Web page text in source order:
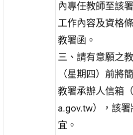
內專任教師至該
工作內容及資格
教署函。
三、請有意願之
（星期四）前將
教署承辦人信箱
a.gov.tw），該
宜。